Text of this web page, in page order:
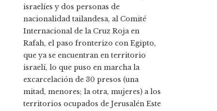
israelíes y dos personas de
nacionalidad tailandesa, al Comité
Internacional de la Cruz Roja en
Rafah, el paso fronterizo con Egipto,
que ya se encuentran en territorio
israelí, lo que puso en marcha la
excarcelación de 30 presos (una
mitad, menores; la otra, mujeres) a los
territorios ocupados de Jerusalén Este